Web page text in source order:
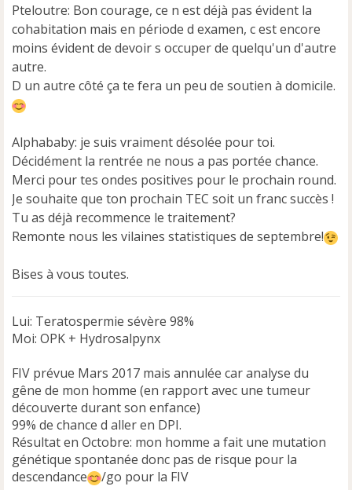
s
a
g
e
n
o
n
l
Pteloutre: Bon courage, ce n est déjà pas évident la
cohabitation mais en période d examen, c est encore
moins évident de devoir s occuper de quelqu'un d'autre
autre.
D un autre côté ça te fera un peu de soutien à domicile.
Alphababy: je suis vraiment désolée pour toi.
Décidément la rentrée ne nous a pas portée chance.
Merci pour tes ondes positives pour le prochain round.
Je souhaite que ton prochain TEC soit un franc succès !
Tu as déjà recommence le traitement?
Remonte nous les vilaines statistiques de septembre!
Bises à vous toutes.
Lui: Teratospermie sévère 98%
Moi: OPK + Hydrosalpynx
FIV prévue Mars 2017 mais annulée car analyse du
gêne de mon homme (en rapport avec une tumeur
découverte durant son enfance)
99% de chance d aller en DPI.
Résultat en Octobre: mon homme a fait une mutation
génétique spontanée donc pas de risque pour la
descendance
/go pour la FIV